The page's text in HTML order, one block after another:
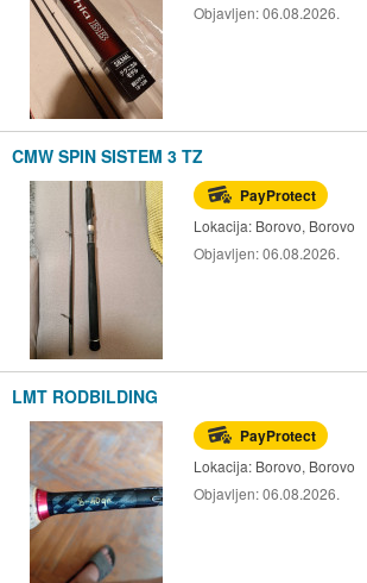
Objavljen:06.08.2026.
CMW SPIN SISTEM 3 TZ
PayProtect
Lokacija: Borovo, Borovo
Objavljen:06.08.2026.
LMT RODBILDING
PayProtect
Lokacija: Borovo, Borovo
Objavljen:06.08.2026.